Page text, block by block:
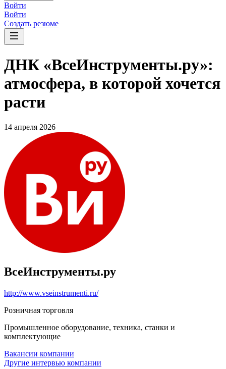
Войти
Войти
Создать резюме
ДНК «ВсеИнструменты.ру»:
атмосфера, в которой хочется
расти
14 апреля 2026
ВсеИнструменты.ру
http://www.vseinstrumenti.ru/
Розничная торговля
Промышленное оборудование, техника, станки и
комплектующие
Вакансии компании
Другие интервью компании